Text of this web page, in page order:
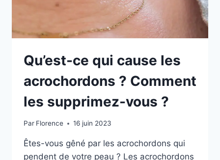
Qu’est-ce qui cause les
acrochordons ? Comment
les supprimez-vous ?
Par Florence 16 juin 2023
Êtes-vous gêné par les acrochordons qui
pendent de votre peau ? Les acrochordons